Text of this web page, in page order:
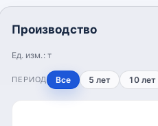
Производство
Ед. изм.: т
ПЕРИОД Все 5 лет 10 лет